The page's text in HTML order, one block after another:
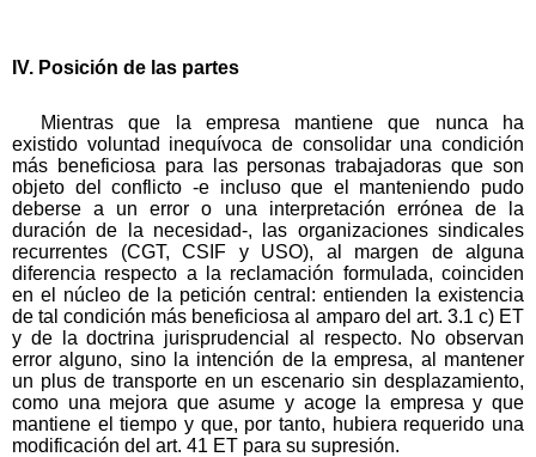
IV. Posición de las partes
Mientras que la empresa mantiene que nunca ha
existido voluntad inequívoca de consolidar una condición
más beneficiosa para las personas trabajadoras que son
objeto del conflicto -e incluso que el manteniendo pudo
deberse a un error o una interpretación errónea de la
duración de la necesidad-, las organizaciones sindicales
recurrentes (CGT, CSIF y USO), al margen de alguna
diferencia respecto a la reclamación formulada, coinciden
en el núcleo de la petición central: entienden la existencia
de tal condición más beneficiosa al amparo del art. 3.1 c) ET
y de la doctrina jurisprudencial al respecto. No observan
error alguno, sino la intención de la empresa, al mantener
un plus de transporte en un escenario sin desplazamiento,
como una mejora que asume y acoge la empresa y que
mantiene el tiempo y que, por tanto, hubiera requerido una
modificación del art. 41 ET para su supresión.